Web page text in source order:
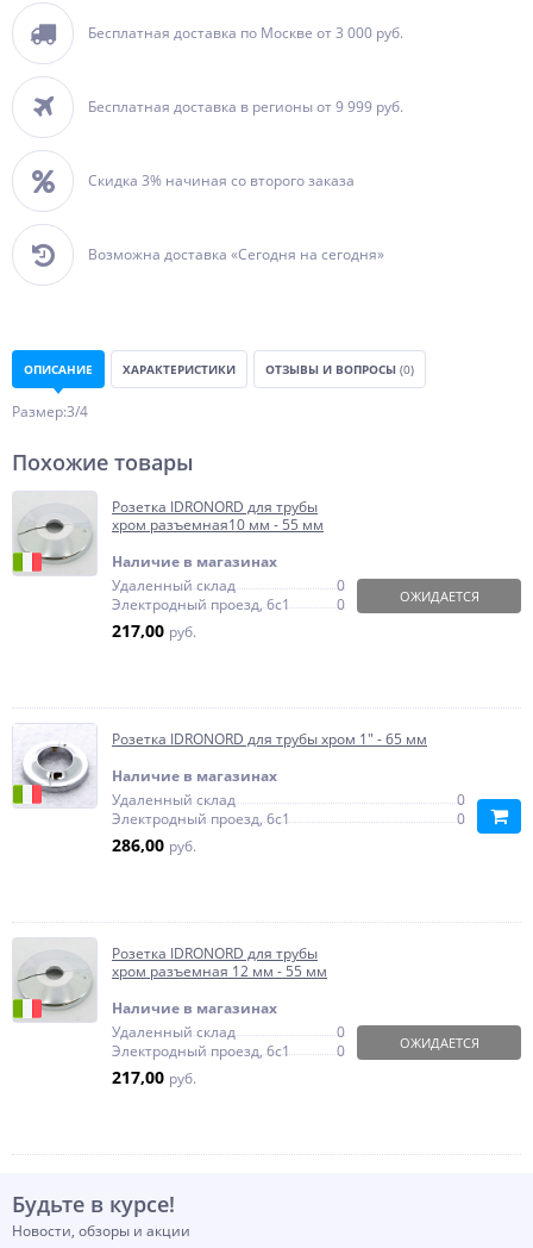
Бесплатная доставка по Москве от 3 000 руб.
Бесплатная доставка в регионы от 9 999 руб.
Скидка 3% начиная со второго заказа
Возможна доставка «Сегодня на сегодня»
ОПИСАНИЕ ХАРАКТЕРИСТИКИ ОТЗЫВЫ И ВОПРОСЫ (0)
Размер:3/4
Похожие товары
Розетка IDRONORD для трубы
хром разъемная10 мм - 55 мм
Наличие в магазинах
Удаленный склад
0
Электродный проезд, 6с1
0
217,00 руб.
ОЖИДАЕТСЯ
Розетка IDRONORD для трубы хром 1" - 65 мм
Наличие в магазинах
Удаленный склад
0
Электродный проезд, 6с1
0
286,00 руб.
Розетка IDRONORD для трубы
хром разъемная 12 мм - 55 мм
Наличие в магазинах
Удаленный склад
0
Электродный проезд, 6с1
0
217,00 руб.
ОЖИДАЕТСЯ
Будьте в курсе!
Новости, обзоры и акции